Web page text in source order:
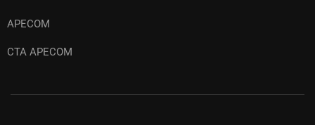
APECOM
CTA APECOM